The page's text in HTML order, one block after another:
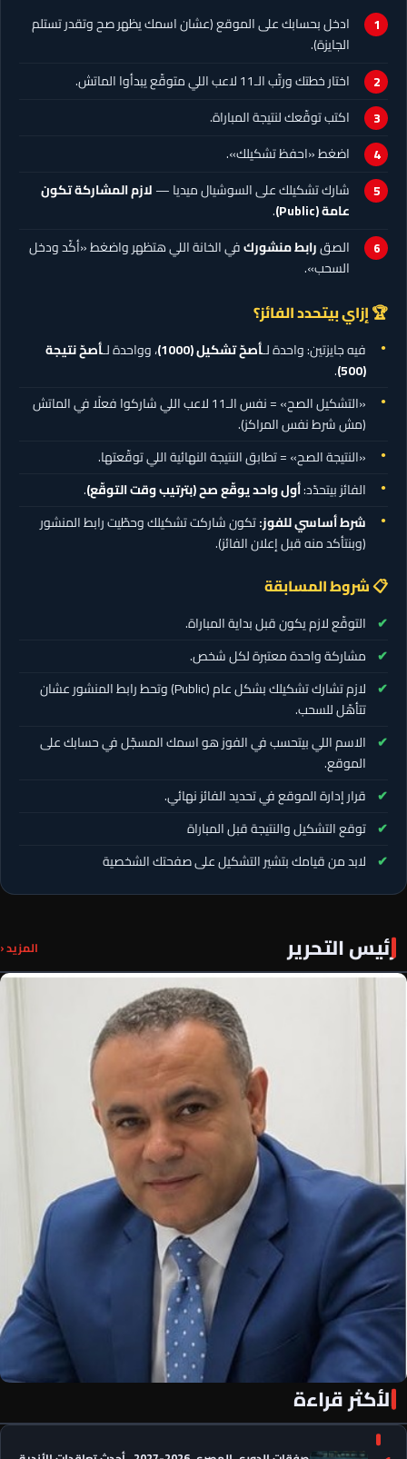
ادخل بحسابك على الموقع (عشان اسمك يظهر صح وتقدر تستلم
الجايزة).
اختار خطتك ورتّب الـ11 لاعب اللي متوقّع يبدأوا الماتش.
اكتب توقّعك لنتيجة المباراة.
اضغط «احفظ تشكيلك».
شارك تشكيلك على السوشيال ميديا —لازم المشاركة تكون
عامة (Public)
.
الصقرابط منشوركفي الخانة اللي هتظهر واضغط «أكّد ودخل
السحب».
🏆 إزاي بيتحدد الفائز؟
فيه جايزتين: واحدة لـأصحّ تشكيل(1000) ، وواحدة لـأصحّ نتيجة
(500)
.
«التشكيل الصح» = نفس الـ11 لاعب اللي شاركوا فعلًا في الماتش
(مش شرط نفس المراكز).
«النتيجة الصح» = تطابق النتيجة النهائية اللي توقّعتها.
الفائز بيتحدّد:أول واحد يوقّع صح (بترتيب وقت التوقّع).
شرط أساسي للفوز:تكون شاركت تشكيلك وحطّيت رابط المنشور
(وبنتأكد منه قبل إعلان الفائز).
📋 شروط المسابقة
التوقّع لازم يكون قبل بداية المباراة.
مشاركة واحدة معتبرة لكل شخص.
لازم تشارك تشكيلك بشكل عام (Public) وتحط رابط المنشور عشان
تتأهّل للسحب.
الاسم اللي بيتحسب في الفوز هو اسمك المسجّل في حسابك على
الموقع.
قرار إدارة الموقع في تحديد الفائز نهائي.
توقع التشكيل والنتيجة قبل المباراة
لابد من قيامك بتشير التشكيل على صفحتك الشخصية
رئيس التحرير المزيد ‹
«الأهلي فور يو» لكل أهلاوي في كل مكان
الأكثر قراءة